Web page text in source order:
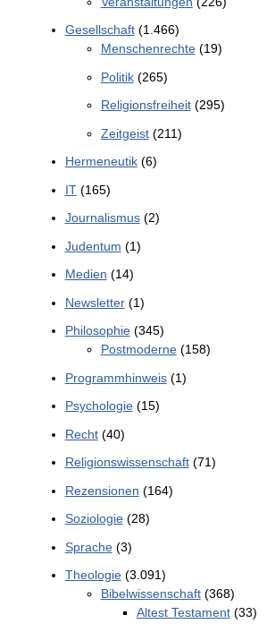
Gesellschaft(1.466)
Menschenrechte(19)
Politik(265)
Religionsfreiheit(295)
Zeitgeist(211)
Hermeneutik(6)
IT(165)
Journalismus(2)
Judentum (1)
Medien (14)
Newsletter(1)
Philosophie(345)
Postmoderne(158)
Programmhinweis(1)
Psychologie(15)
Recht(40)
Religionswissenschaft(71)
Rezensionen (164)
Soziologie(28)
Sprache(3)
Theologie(3.091)
Bibelwissenschaft(368)
Altest Testament(33)